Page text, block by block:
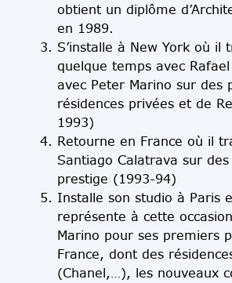
obtient un diplôme
en 1989.
S’installe à New York où il
quelque temps avec
avec Peter Marino sur des
résidences privées et de
1993)
Retourne en France où il
Santiago Calatrava sur
prestige (1993-94)
Installe son studio à Paris
représente à cette
Marino pour ses premiers
France, dont des
(Chanel,…), les nouveaux